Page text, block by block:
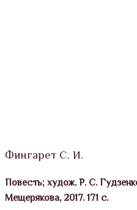
Фингарет С. И.
Повесть; худож. Р. С.
Мещерякова, 2017. 171 с.